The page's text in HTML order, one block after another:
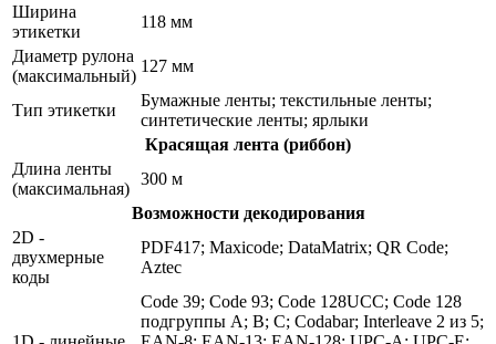
Ширина
этикетки
118 мм
Диаметр рулона
(максимальный)
127 мм
Тип этикетки
Бумажные ленты; текстильные ленты;
синтетические ленты; ярлыки
Красящая лента (риббон)
Длина ленты
(максимальная)
300 м
Возможности декодирования
2D -
двухмерные
коды
PDF417; Maxicode; DataMatrix; QR Code;
Aztec
Code 39; Code 93; Code 128UCC; Code 128
подгруппы A; B; C; Codabar; Interleave 2 из 5;